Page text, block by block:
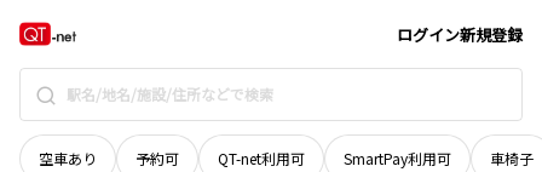
ログイン新規登録
空車あり 予約可 QT-net利用可 SmartPay利用可 車椅子
北海道 地域選択で探す